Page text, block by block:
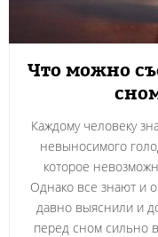
Что можно
Каждому человеку
невыносимого
которое
Однако все знают и
давно выяснили и
перед сном сильно